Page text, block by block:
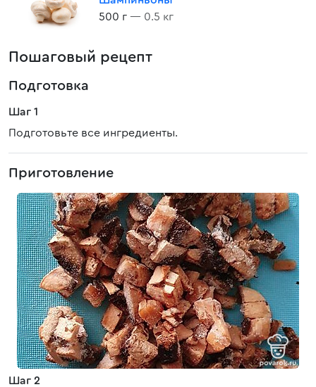
500 г — 0.5 кг
Пошаговый рецепт
Подготовка
Шаг 1
Подготовьте все ингредиенты.
Приготовление
Шаг 2